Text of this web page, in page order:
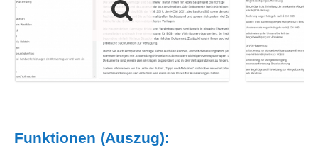
Funktionen (Auszug):